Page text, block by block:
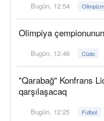
Bugün, 12:54
Olimpiya
Bugün, 12:46 Cüdo
"Qarabağ" Konfrans
qarşılaşacaq
Bugün, 12:25 Futbol